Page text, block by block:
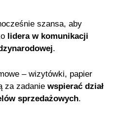
szansa, aby
lidera w komunikacji
.
– wizytówki, papier
za zadaniewspierać dział
sprzedażowych.